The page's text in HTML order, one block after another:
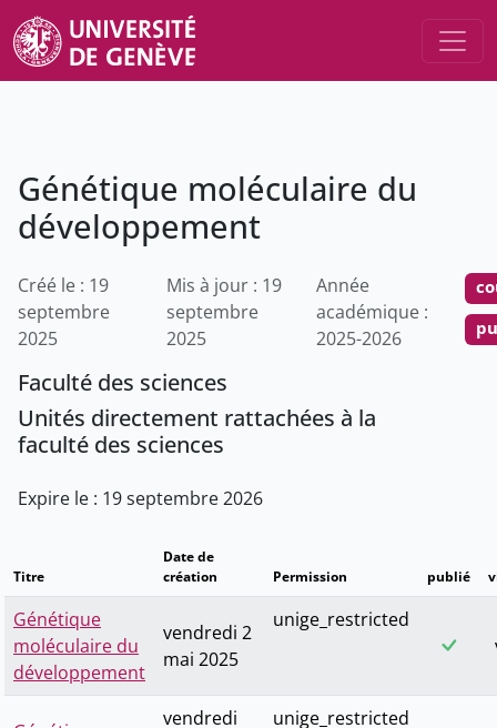
Génétique moléculaire du
développement
Créé le : 19
septembre
2025
Mis à jour : 19
septembre
2025
Année
académique :
2025-2026
Faculté des sciences
Unités directement rattachées à la
faculté des sciences
Expire le : 19 septembre 2026
Titre
Date de
création
Permission publié
Génétique
moléculaire du
développement
vendredi 2
mai 2025
unige_restricted
vendredi
unige_restricted